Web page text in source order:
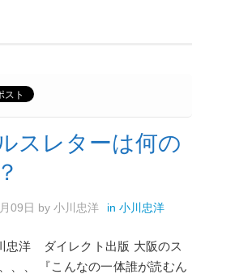
スレターは何の
09日 by 小川忠洋 in 小川忠洋
忠洋 ダイレクト出版 大阪のス
、、 『こんなの一体誰が読むん